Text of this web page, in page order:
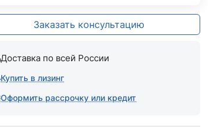
Заказать консультацию
Доставка по всей России
Купить в лизинг
Оформить рассрочку или кредит